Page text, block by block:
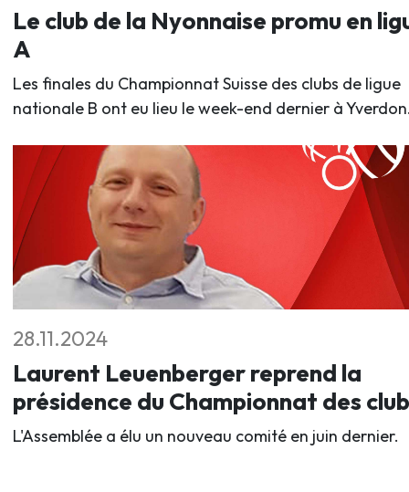
Le club de la Nyonnaise promu en
A
Les finales du Championnat Suisse des clubs de ligue
nationale B ont eu lieu le week-end dernier à
28.11.2024
Laurent Leuenberger reprend la
présidence du Championnat des
L'Assemblée a élu un nouveau comité en juin dernier.